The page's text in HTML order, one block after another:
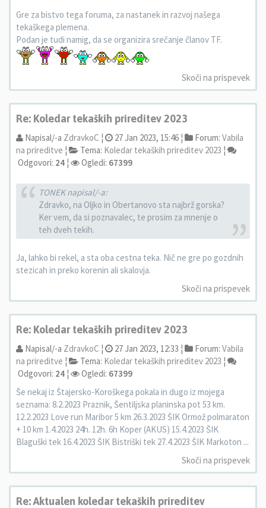
Gre za bistvo tega foruma, za nastanek in razvoj našega
tekaškega plemena.
Podan je tudi namig, da se organizira srečanje članov TF.
Skoči na prispevek
Re: Koledar tekaških prireditev 2023
Napisal/-a ZdravkoC ¦ 27 Jan 2023, 15:46 ¦ Forum: Vabila
na prireditve ¦ Tema: Koledar tekaških prireditev 2023 ¦
Odgovori: 24 ¦ Ogledi: 67399
TONEK napisal/-a:
Zdravko, na Oljko in Obertanovo sta najbrž gorska?
Ker vem, da si poznavalec, te prosim za mnenje o
teh dveh tekih.
Ja, lahko bi rekel, a sta oba cestna teka. Nič ne gre po gozdnih
stezicah in preko korenin ali skalovja.
Skoči na prispevek
Re: Koledar tekaških prireditev 2023
Napisal/-a ZdravkoC ¦ 27 Jan 2023, 12:33 ¦ Forum: Vabila
na prireditve ¦ Tema: Koledar tekaških prireditev 2023 ¦
Odgovori: 24 ¦ Ogledi: 67399
Še nekaj iz Štajersko-Koroškega pokala in dugo iz mojega
seznama: 8.2.2023 Praznik, Šentiljska planinska pot 53 km.
12.2.2023 Love run Maribor 5 km 26.3.2023 ŠIK Ormož polmaraton
+ 10 km 1.4.2023 24h. 12h. 6h Koper (AKUS) 15.4.2023 ŠIK
Blaguški tek 16.4.2023 ŠIK Bistriški tek 27.4.2023 ŠIK Markoton ...
Skoči na prispevek
Re: Aktualen koledar tekaških prireditev